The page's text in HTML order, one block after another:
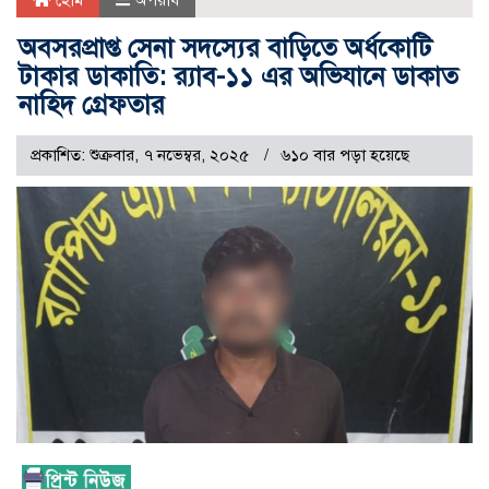
অবসরপ্রাপ্ত সেনা সদস্যের বাড়িতে অর্ধকোটি
টাকার ডাকাতি: র‍্যাব-১১ এর অভিযানে ডাকাত
নাহিদ গ্রেফতার
প্রকাশিত: শুক্রবার, ৭ নভেম্বর, ২০২৫ ৬১০ বার পড়া হয়েছে